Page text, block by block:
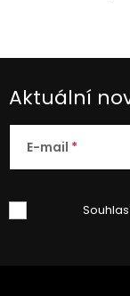
Aktuální
E-mail